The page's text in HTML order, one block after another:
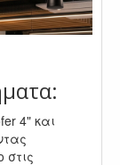
4" και